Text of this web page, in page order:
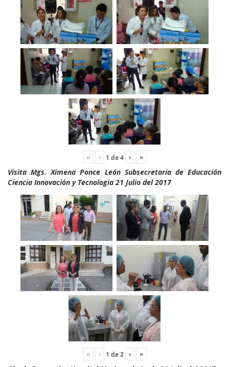
« ‹ 1 de4 › »
Visita Mgs. Ximena Ponce León Subsecretaria de Educación
Ciencia Innovación y Tecnologia 21 Julio del 2017
« ‹ 1 de2 › »